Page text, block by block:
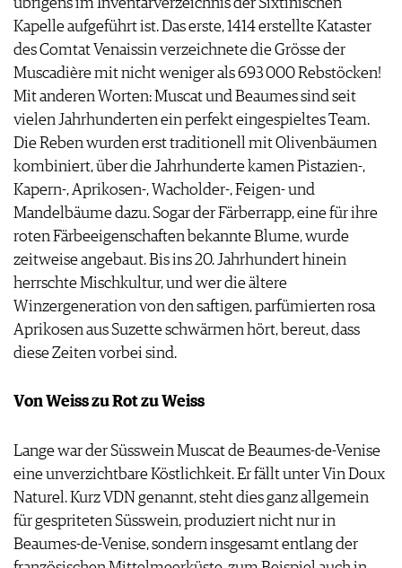
übrigens im Inventarverzeichnis der Sixtinischen
Kapelle aufgeführt ist. Das erste, 1414 erstellte Kataster
des Comtat Venaissin verzeichnete die Grösse der
Muscadière mit nicht weniger als 693 000 Rebstöcken!
Mit anderen Worten: Muscat und Beaumes sind seit
vielen Jahrhunderten ein perfekt eingespieltes Team.
Die Reben wurden erst traditionell mit Olivenbäumen
kombiniert, über die Jahrhunderte kamen Pistazien-,
Kapern-, Aprikosen-, Wacholder-, Feigen- und
Mandelbäume dazu. Sogar der Färberrapp, eine für ihre
roten Färbeeigenschaften bekannte Blume, wurde
zeitweise angebaut. Bis ins 20. Jahrhundert hinein
herrschte Mischkultur, und wer die ältere
Winzergeneration von den saftigen, parfümierten rosa
Aprikosen aus Suzette schwärmen hört, bereut, dass
diese Zeiten vorbei sind.
Von Weiss zu Rot zu Weiss
Lange war der Süsswein Muscat de Beaumes-de-Venise
eine unverzichtbare Köstlichkeit. Er fällt unter Vin Doux
Naturel. Kurz VDN genannt, steht dies ganz allgemein
für gespriteten Süsswein, produziert nicht nur in
Beaumes-de-Venise, sondern insgesamt entlang der